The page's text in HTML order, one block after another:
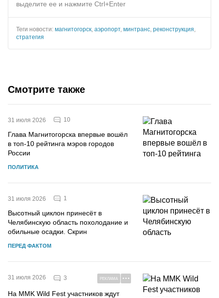
выделите ее и нажмите Ctrl+Enter
Теги новости: магнитогорск аэропорт, минтранс реконструкция
стратегия
Смотрите также
31 июля 2026 10
Глава Магнитогорска впервые вошёл
в топ-10 рейтинга мэров городов
России
ПОЛИТИКА
31 июля 2026 1
Высотный циклон принесёт в
Челябинскую область похолодание и
обильные осадки. Скрин
ПЕРЕД ФАКТОМ
31 июля 2026 3 РЕКЛАМА
На MMK Wild Fest участников ждут